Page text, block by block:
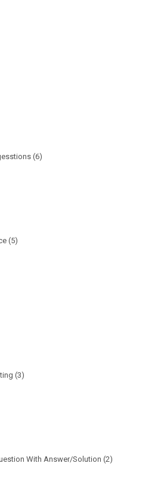
(6)
(5)
(3)
With Answer/Solution (2)